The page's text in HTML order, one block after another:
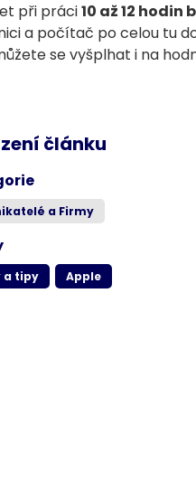
při práci10 až 12 hodin
a počítač po celou tu
se vyšplhat i na
článku
a Firmy
a tipy Apple